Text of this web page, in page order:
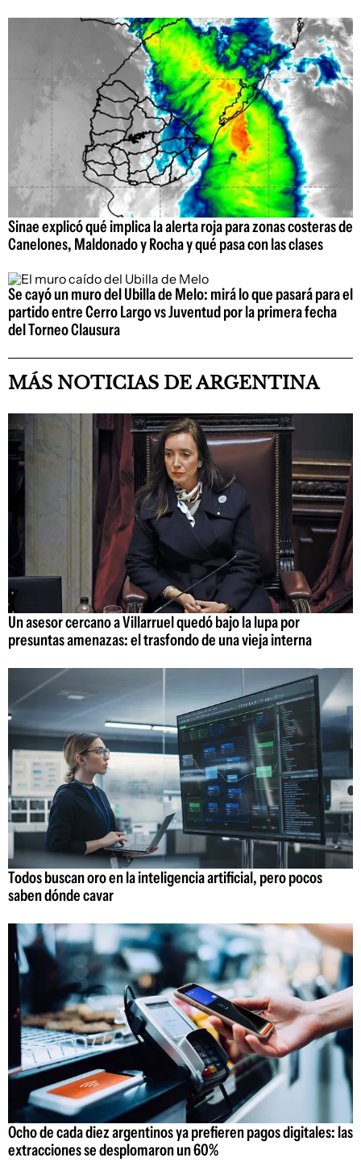
Sinae explicó qué implica la alerta roja para zonas costeras de
Canelones, Maldonado y Rocha y qué pasa con las clases
Se cayó un muro del Ubilla de Melo: mirá lo que pasará para el
partido entre Cerro Largo vs Juventud por la primera fecha
del Torneo Clausura
MÁS NOTICIAS DE ARGENTINA
Un asesor cercano a Villarruel quedó bajo la lupa por
presuntas amenazas: el trasfondo de una vieja interna
Todos buscan oro en la inteligencia artificial, pero pocos
saben dónde cavar
Ocho de cada diez argentinos ya prefieren pagos digitales: las
extracciones se desplomaron un 60%